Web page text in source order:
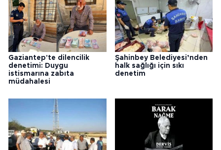
Gaziantep'te dilencilik
denetimi: Duygu
istismarına zabıta
müdahalesi
Şahinbey Belediyesi’nden
halk sağlığı için sıkı
denetim